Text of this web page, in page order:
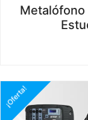
Metalófono
¡Oferta!